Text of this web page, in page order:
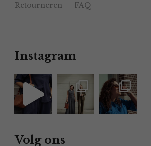
Retourneren FAQ
Instagram
Volg ons